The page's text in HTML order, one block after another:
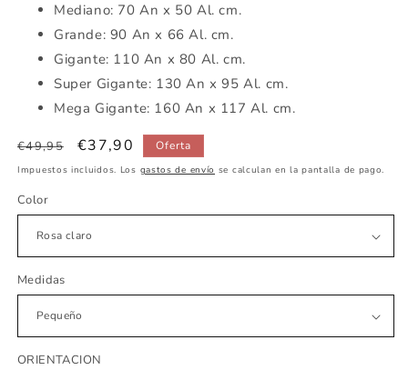
Mediano: 70 An x 50 Al. cm.
Grande: 90 An x 66 Al. cm.
Gigante: 110 An x 80 Al. cm.
Super Gigante: 130 An x 95 Al. cm.
Mega Gigante: 160 An x 117 Al. cm.
Precio
habitual
€49,95
Precio
de
€37,90 Oferta
Impuestos incluidos. Los gastos de envío se calculan en la pantalla de pago.
Color
Medidas
ORIENTACION